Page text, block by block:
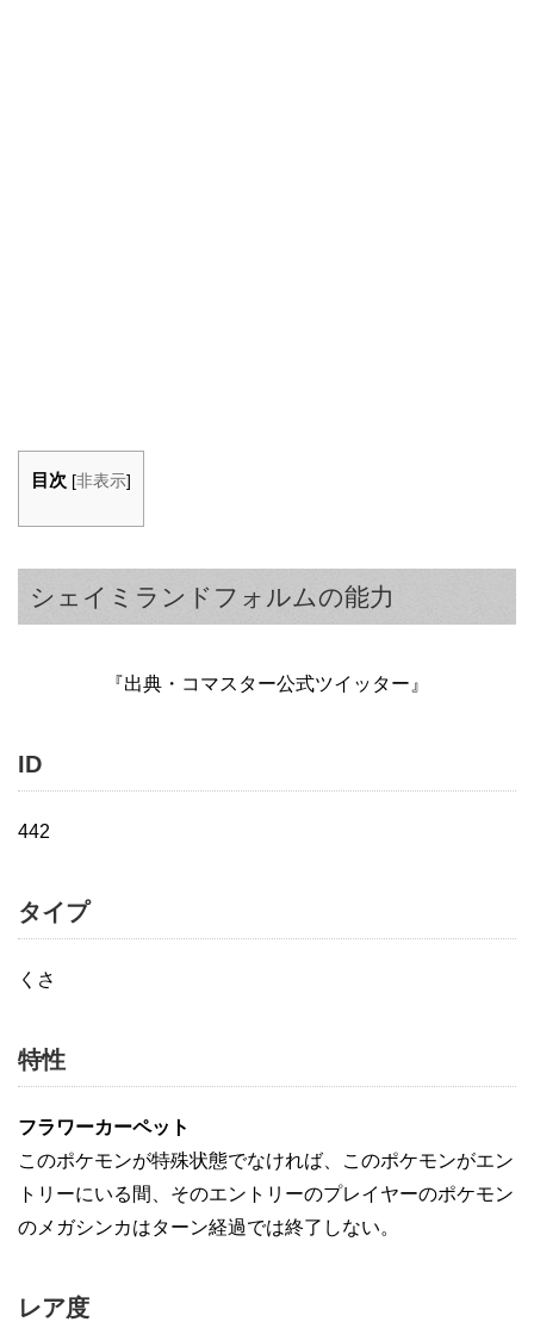
目次 [非表示]
シェイミランドフォルムの能力
『出典・コマスター公式ツイッター』
ID
442
タイプ
くさ
特性
フラワーカーペット
このポケモンが特殊状態でなければ、このポケモンがエン
トリーにいる間、そのエントリーのプレイヤーのポケモン
のメガシンカはターン経過では終了しない。
レア度